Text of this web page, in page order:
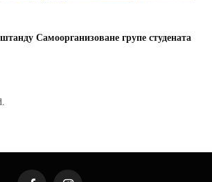
Самоорганизоване групе студената